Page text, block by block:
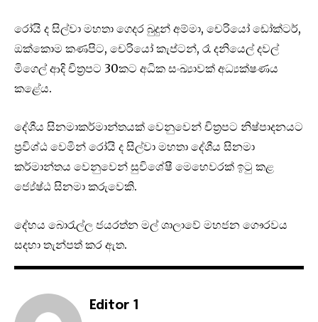
රෝයි ද සිල්වා මහතා ගෙදර බුදුන් අම්මා, චෙරියෝ ඩෝක්ටර්,
ඔක්කොම කණපිට, චෙරියෝ කැප්ටන්, රෑ දනියෙල් දවල්
මිගෙල් ආදි චිත්‍රපට 30කට අධික සංඛ්‍යාවක් අධ්‍යක්ෂණය
කළේය.
දේශීය සිනමාකර්මාන්තයක් වෙනුවෙන් චිත්‍රපට නිෂ්පාදනයට
ප්‍රවිශ්ඨ වෙමින් රෝයි ද සිල්වා මහතා දේශීය සිනමා
කර්මාන්තය වෙනුවෙන් සුවිශේෂී මෙහෙවරක් ඉටු කළ
ජ්‍යේෂ්ඨ සිනමා කරුවෙකි.
දේහය බොරැල්ල ජයරත්න මල් ශාලාවේ මහජන ගෞරවය
සදහා තැන්පත් කර ඇත.
Editor 1